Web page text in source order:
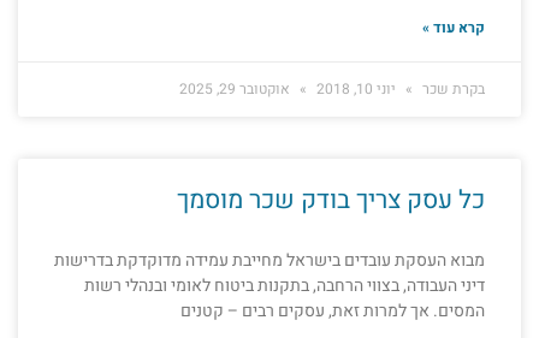
קרא עוד »
בקרת שכר יוני 10, 2018 אוקטובר 29, 2025
כל עסק צריך בודק שכר מוסמך
מבוא העסקת עובדים בישראל מחייבת עמידה מדוקדקת בדרישות
דיני העבודה, בצווי הרחבה, בתקנות ביטוח לאומי ובנהלי רשות
המסים. אך למרות זאת, עסקים רבים – קטנים